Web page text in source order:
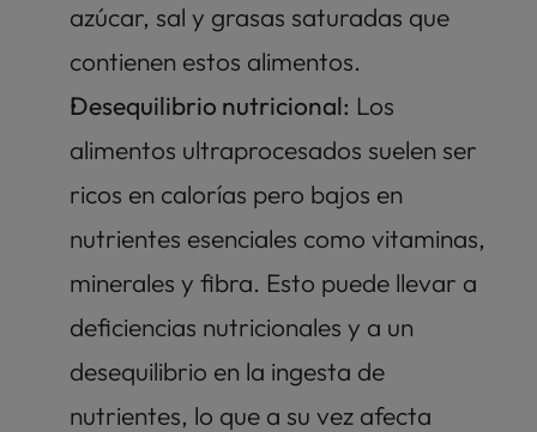
azúcar, sal y grasas saturadas que
contienen estos alimentos.
Desequilibrio nutricional: Los
alimentos ultraprocesados suelen ser
ricos en calorías pero bajos en
nutrientes esenciales como vitaminas,
minerales y fibra. Esto puede llevar a
deficiencias nutricionales y a un
desequilibrio en la ingesta de
nutrientes, lo que a su vez afecta